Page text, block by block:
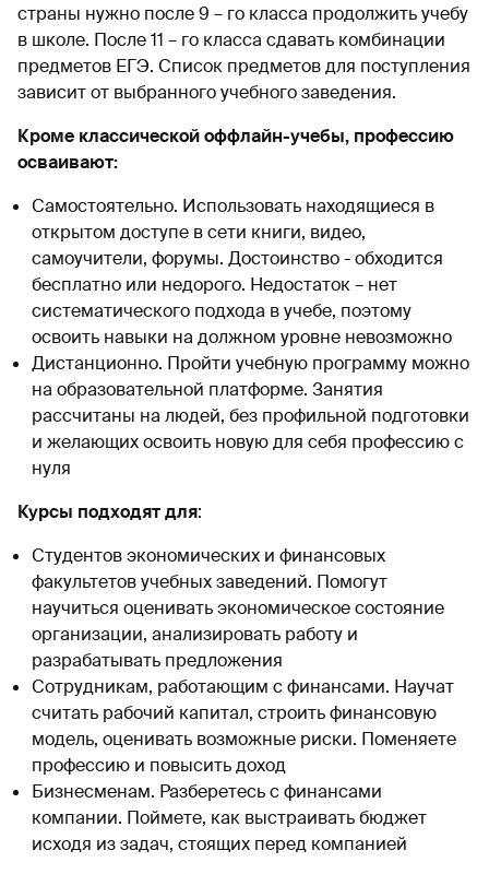
страны нужно после 9 – го класса продолжить учебу
в школе. После 11 – го класса сдавать комбинации
предметов ЕГЭ. Список предметов для поступления
зависит от выбранного учебного заведения.
Кроме классической оффлайн-учебы, профессию
осваивают:
Самостоятельно. Использовать находящиеся в
открытом доступе в сети книги, видео,
самоучители, форумы. Достоинство - обходится
бесплатно или недорого. Недостаток – нет
систематического подхода в учебе, поэтому
освоить навыки на должном уровне невозможно
Дистанционно. Пройти учебную программу можно
на образовательной платформе. Занятия
рассчитаны на людей, без профильной подготовки
и желающих освоить новую для себя профессию с
нуля
Курсы подходят для:
Студентов экономических и финансовых
факультетов учебных заведений. Помогут
научиться оценивать экономическое состояние
организации, анализировать работу и
разрабатывать предложения
Сотрудникам, работающим с финансами. Научат
считать рабочий капитал, строить финансовую
модель, оценивать возможные риски. Поменяете
профессию и повысить доход
Бизнесменам. Разберетесь с финансами
компании. Поймете, как выстраивать бюджет
исходя из задач, стоящих перед компанией